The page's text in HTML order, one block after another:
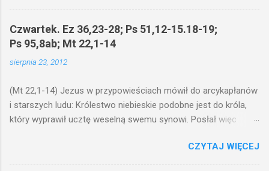
wnosi się światło, by je postawić pod korcem
na świeczniku? Nie ma bowiem nic ukrytego, co
by nie miało wyjść na jaw. Kto ma uszy do
wy mierzycie, odmierzą wam i jeszcze wam
dołożą. Bo kto ma, temu będzie dane; a kto nie
ma, pozbawią go i tego, co ma. W dzisiejszym
przypowieści.... Czy po to wnosi się światło, by
je postawić pod korcem lub pod łóżkiem? Czy
Czwartek. Ez 36,23-28; Ps 51,12-15.18-19;
Ps 95,8ab; Mt 22,1-14
sierpnia 23, 2012
(Mt 22,1-14) Jezus w przypowieściach mówił do arcykapłanów
i starszych ludu: Królestwo niebieskie podobne jest do króla,
który wyprawił ucztę weselną swemu synowi. Posłał więc
chcieli przyjść. Posłał jeszcze raz inne sługi z poleceniem:
Powiedzcie zaproszonym: Oto przygotowałem moją ucztę:
CZYTAJ WIĘCEJ